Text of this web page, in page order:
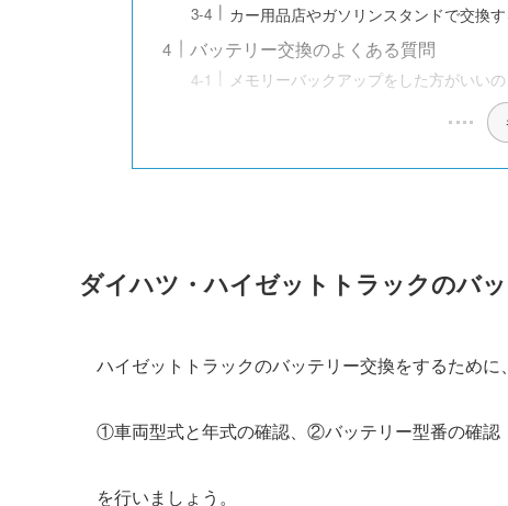
カー用品店やガソリンスタンドで交換
バッテリー交換のよくある質問
メモリーバックアップをした方がいいの
ダイハツ・ハイゼットトラックのバ
ハイゼットトラックのバッテリー交換をするために
①車両型式と年式の確認、②バッテリー型番の確認
を行いましょう。